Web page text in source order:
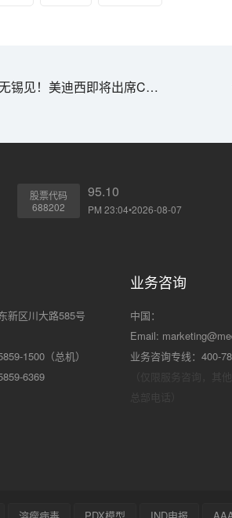
美迪西即将出席CBA-China中国年会，聚焦细胞与基因治疗研发新洞察
股票代码
688202
95.10
PM 23:04•2026-08-07
新区川大路585号
1500（总机）
6369
业务咨询
中国：
Email:
业务咨询专线：400-